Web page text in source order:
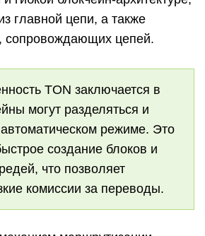
главной цепи, а также
сопровождающих цепей.
TON заключается в
могут разделяться и
режиме. Это
создание блоков и
что позволяет
комиссии за переводы.